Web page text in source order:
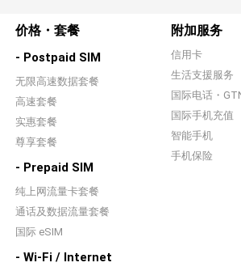
价格・套餐
- Postpaid SIM
无限高速数据套餐
高速套餐
实惠套餐
尊享套餐
- Prepaid SIM
纯上网流量卡套餐
通话及数据流量套餐
国际 eSIM
- Wi-Fi / Internet
附加服务
信用卡
生活支援服务
国际电话・
国际手机充值
智能手机
手机保险